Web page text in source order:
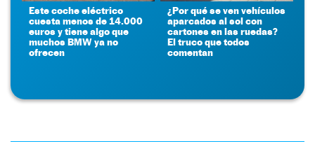
Este coche eléctrico
cuesta menos de 14.000
euros y tiene algo que
muchos BMW ya no
ofrecen
¿Por qué se ven vehículos
aparcados al sol con
cartones en las ruedas?
El truco que todos
comentan